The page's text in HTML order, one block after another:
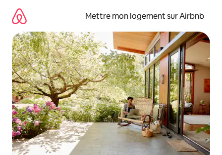
directement
contenu
Mettre mon logement sur Airbnb